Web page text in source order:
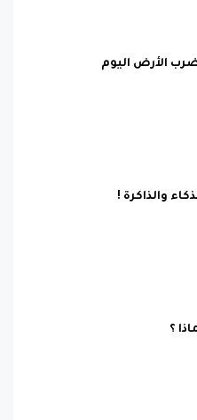
الأرض اليوم
والذاكرة !
؟